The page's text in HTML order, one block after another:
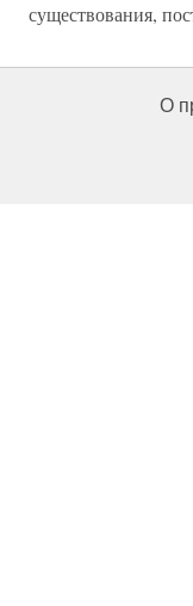
существования,
О